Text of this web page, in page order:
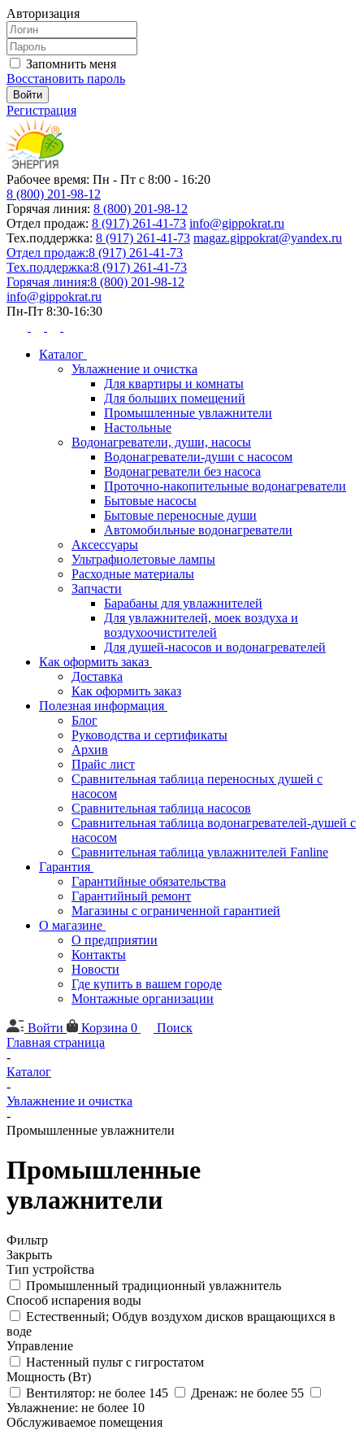
Авторизация
Запомнить меня
Восстановить пароль
Регистрация
Рабочее время: Пн - Пт с 8:00 - 16:20
8 (800) 201-98-12
Горячая линия: 8 (800) 201-98-12
Отдел продаж: 8 (917) 261-41-73 info@gippokrat.ru
Тех.поддержка: 8 (917) 261-41-73 magaz.gippokrat@yandex.ru
Отдел продаж:8 (917) 261-41-73
Тех.поддержка:8 (917) 261-41-73
Горячая линия:8 (800) 201-98-12
info@gippokrat.ru
Пн-Пт 8:30-16:30
Каталог
Увлажнение и очистка
Для квартиры и комнаты
Для больших помещений
Промышленные увлажнители
Настольные
Водонагреватели, души, насосы
Водонагреватели-души с насосом
Водонагреватели без насоса
Проточно-накопительные водонагреватели
Бытовые насосы
Бытовые переносные души
Автомобильные водонагреватели
Аксессуары
Ультрафиолетовые лампы
Расходные материалы
Запчасти
Барабаны для увлажнителей
Для увлажнителей, моек воздуха и
воздухоочистителей
Для душей-насосов и водонагревателей
Как оформить заказ
Доставка
Как оформить заказ
Полезная информация
Блог
Руководства и сертификаты
Архив
Прайс лист
Сравнительная таблица переносных душей с
насосом
Сравнительная таблица насосов
Сравнительная таблица водонагревателей-душей с
насосом
Сравнительная таблица увлажнителей Fanline
Гарантия
Гарантийные обязательства
Гарантийный ремонт
Магазины с ограниченной гарантией
О магазине
О предприятии
Контакты
Новости
Где купить в вашем городе
Монтажные организации
Войти Корзина 0
Поиск
Главная страница
-
Каталог
-
Увлажнение и очистка
-
Промышленные увлажнители
Промышленные
увлажнители
Фильтр
Закрыть
Тип устройства
Промышленный традиционный увлажнитель
Способ испарения воды
Естественный; Обдув воздухом дисков вращающихся в
воде
Управление
Настенный пульт с гигростатом
Мощность (Вт)
Вентилятор: не более 145
Дренаж: не более 55
Увлажнение: не более 10
Обслуживаемое помещения